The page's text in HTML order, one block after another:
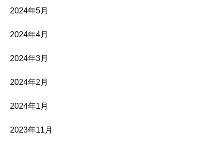
2024年5月
2024年4月
2024年3月
2024年2月
2024年1月
2023年11月